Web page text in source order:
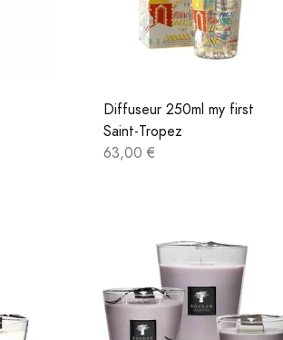
Diffuseur 250ml my first
Saint-Tropez
63,00 €